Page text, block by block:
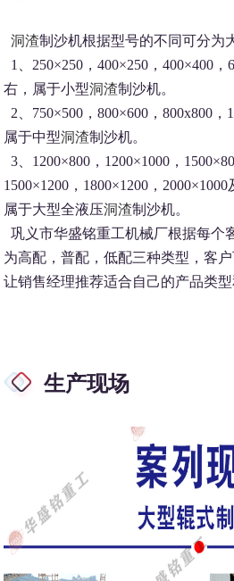
洞渣制沙机根据型号的不同可分为
1、250×250，400×250，400×400
右，属于小型洞渣制沙机。
2、750×500，800×600，800x800，
属于中型洞渣制沙机。
3、1200×800，1200×1000，
1500×1200，1800×1200，
属于大型全液压洞渣制沙机。
巩义市华盛铭重工机械厂根据每个
为高配，普配，低配三种类型，客
让销售经理推荐适合自己的产品类型
生产现场